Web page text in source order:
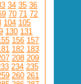
34 35 36
70 71 72
104 105
130 131
156 157
182 183
208 209
234 235
260 261